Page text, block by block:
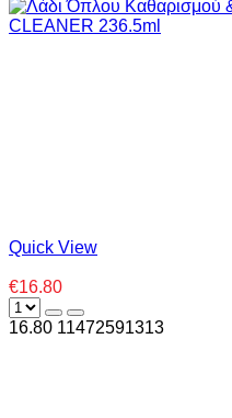
Quick View
€16.80
16.80 11472591313